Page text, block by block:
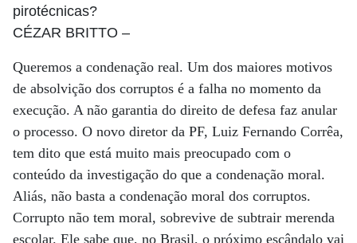
pirotécnicas?
CÉZAR BRITTO –
Queremos a condenação real. Um dos maiores motivos
de absolvição dos corruptos é a falha no momento da
execução. A não garantia do direito de defesa faz anular
o processo. O novo diretor da PF, Luiz Fernando Corrêa,
tem dito que está muito mais preocupado com o
conteúdo da investigação do que a condenação moral.
Aliás, não basta a condenação moral dos corruptos.
Corrupto não tem moral, sobrevive de subtrair merenda
escolar. Ele sabe que, no Brasil, o próximo escândalo vai